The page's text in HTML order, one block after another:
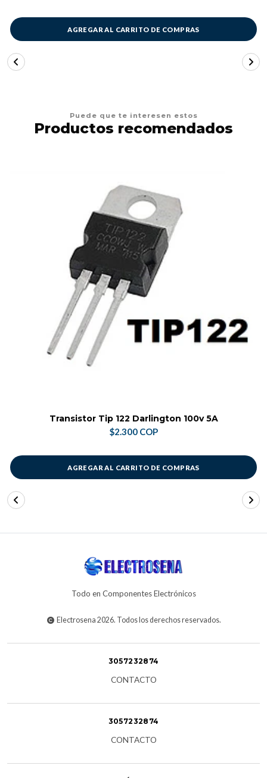
AGREGAR AL CARRITO DE COMPRAS
Puede que te interesen estos
Productos recomendados
Transistor Tip 122 Darlington 100v 5A
$2.300 COP
AGREGAR AL CARRITO DE COMPRAS
Todo en Componentes Electrónicos
Electrosena 2026. Todos los derechos reservados.
3057232874
CONTACTO
3057232874
CONTACTO